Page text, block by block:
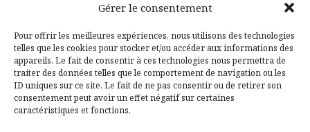
Gérer le consentement
Pour offrir les meilleures expériences, nous utilisons des technologies
telles que les cookies pour stocker et/ou accéder aux informations des
appareils. Le fait de consentir à ces technologies nous permettra de
traiter des données telles que le comportement de navigation ou les
ID uniques sur ce site. Le fait de ne pas consentir ou de retirer son
consentement peut avoir un effet négatif sur certaines
caractéristiques et fonctions.
Facebook
Pinterest